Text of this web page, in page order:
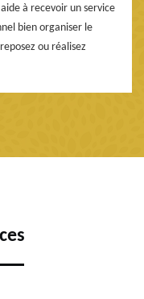
à recevoir un service
bien organiser le
ou réalisez